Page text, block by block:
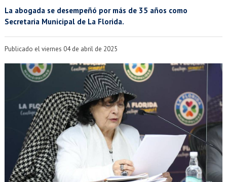
BIBLIOTECAS
EXTENSIÓN
Académicos Estudiantes
Egresados Funcionarios
La abogada se desempeñó por más de 35 años como
Secretaria Municipal de La Florida.
Publicado el viernes 04 de abril de 2025